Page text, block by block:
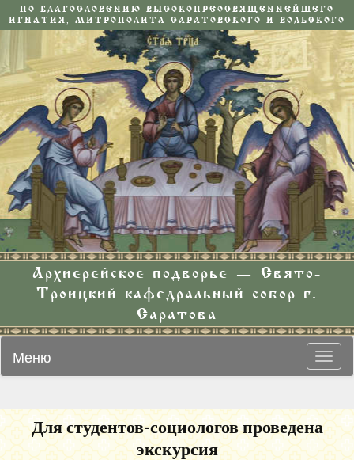
ПО БЛАГОСЛОВЕНИЮ ВЫСОКОПРЕОСВЯЩЕННЕЙШЕГО
ИГНАТИЯ, МИТРОПОЛИТА САРАТОВСКОГО И ВОЛЬСКОГО
Архиерейское подворье — Свято-
Троицкий кафедральный собор г.
Саратова
Меню
Для студентов-социологов проведена
экскурсия